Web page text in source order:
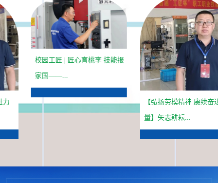
校园工匠 | 匠心育桃李 技能报
家国——...
【弘扬劳模精神 赓续奋进力
量】矢志耕耘...